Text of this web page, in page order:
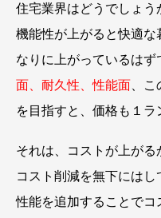
住宅業界はどうでしょう
機能性が上がると快適
なりに上がっているは
面、耐久性、性能面 、
を目指すと、価格も１ラ
それは、コストが上がる
コスト削減を無下にはし
性能を追加することで